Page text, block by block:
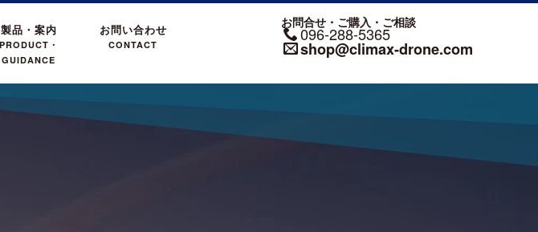
製品・案内
PRODUCT・
GUIDANCE
お問い合わせ
CONTACT
お問合せ・ご購入・ご相談
096-288-5365
shop@climax-drone.com